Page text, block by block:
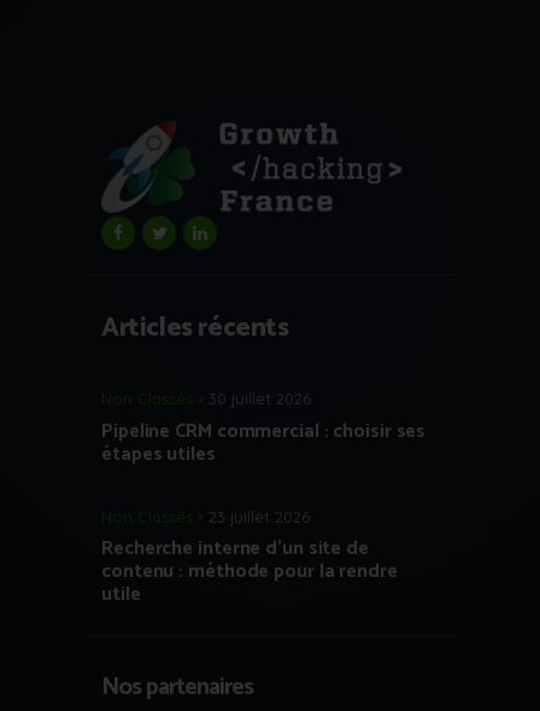
Articles récents
Non Classés 30 juillet 2026
Pipeline CRM commercial : choisir ses
étapes utiles
Non Classés 23 juillet 2026
Recherche interne d’un site de
contenu : méthode pour la rendre
utile
Nos partenaires